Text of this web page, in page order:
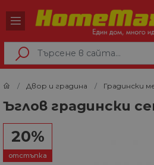
Двор и градина Градински
Ъглов градински
20%
отстъпка